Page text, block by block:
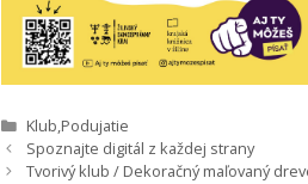
Kategórie
Klub,Podujatie
Spoznajte digitál z každej strany
Tvorivý klub / Dekoračný maľovaný